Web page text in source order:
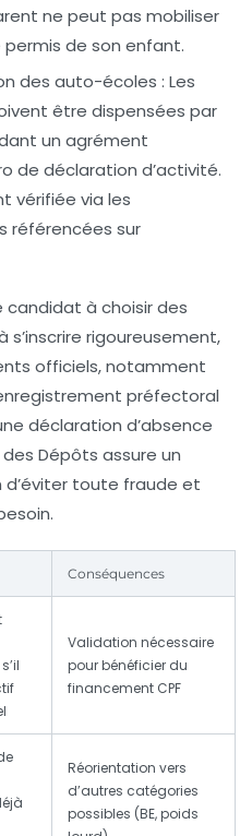
ne peut pas mobiliser
permis de son enfant.
des auto-écoles : Les
être dispensées par
un agrément
de déclaration d’activité.
vérifiée via les
référencées sur
à choisir des
rigoureusement,
officiels, notamment
préfectoral
déclaration d’absence
Dépôts assure un
toute fraude et
Conséquences
Validation nécessaire
pour bénéficier du
financement CPF
Réorientation vers
d’autres catégories
possibles (BE, poids